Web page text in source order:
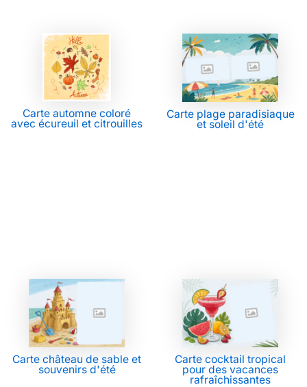
Carte automne coloré
avec écureuil et citrouilles
Carte plage paradisiaque
et soleil d'été
Carte château de sable et
souvenirs d'été
Carte cocktail tropical
pour des vacances
rafraîchissantes